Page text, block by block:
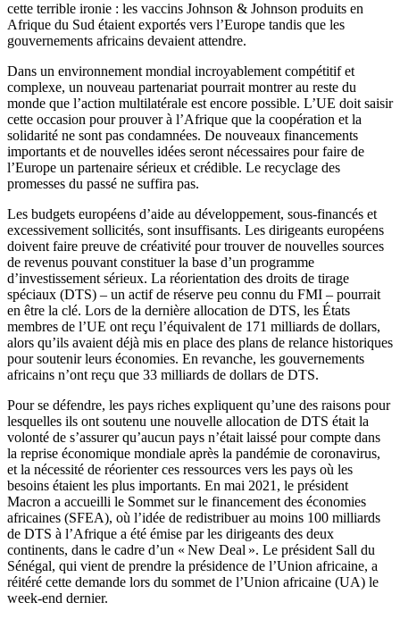
cette terrible ironie : les vaccins Johnson & Johnson produits en
Afrique du Sud étaient exportés vers l’Europe tandis que les
gouvernements africains devaient attendre.
Dans un environnement mondial incroyablement compétitif et
complexe, un nouveau partenariat pourrait montrer au reste du
monde que l’action multilatérale est encore possible. L’UE doit saisir
cette occasion pour prouver à l’Afrique que la coopération et la
solidarité ne sont pas condamnées. De nouveaux financements
importants et de nouvelles idées seront nécessaires pour faire de
l’Europe un partenaire sérieux et crédible. Le recyclage des
promesses du passé ne suffira pas.
Les budgets européens d’aide au développement, sous-financés et
excessivement sollicités, sont insuffisants. Les dirigeants européens
doivent faire preuve de créativité pour trouver de nouvelles sources
de revenus pouvant constituer la base d’un programme
d’investissement sérieux. La réorientation des droits de tirage
spéciaux (DTS) – un actif de réserve peu connu du FMI – pourrait
en être la clé. Lors de la dernière allocation de DTS, les États
membres de l’UE ont reçu l’équivalent de 171 milliards de dollars,
alors qu’ils avaient déjà mis en place des plans de relance historiques
pour soutenir leurs économies. En revanche, les gouvernements
africains n’ont reçu que 33 milliards de dollars de DTS.
Pour se défendre, les pays riches expliquent qu’une des raisons pour
lesquelles ils ont soutenu une nouvelle allocation de DTS était la
volonté de s’assurer qu’aucun pays n’était laissé pour compte dans
la reprise économique mondiale après la pandémie de coronavirus,
et la nécessité de réorienter ces ressources vers les pays où les
besoins étaient les plus importants. En mai 2021, le président
Macron a accueilli le Sommet sur le financement des économies
africaines (SFEA), où l’idée de redistribuer au moins 100 milliards
de DTS à l’Afrique a été émise par les dirigeants des deux
continents, dans le cadre d’un « New Deal ». Le président Sall du
Sénégal, qui vient de prendre la présidence de l’Union africaine, a
réitéré cette demande lors du sommet de l’Union africaine (UA) le
week-end dernier.